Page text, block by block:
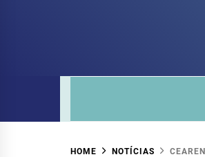
HOME NOTÍCIAS